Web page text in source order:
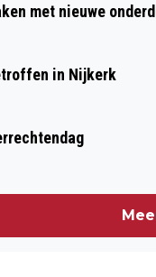
met nieuwe
in Nijkerk